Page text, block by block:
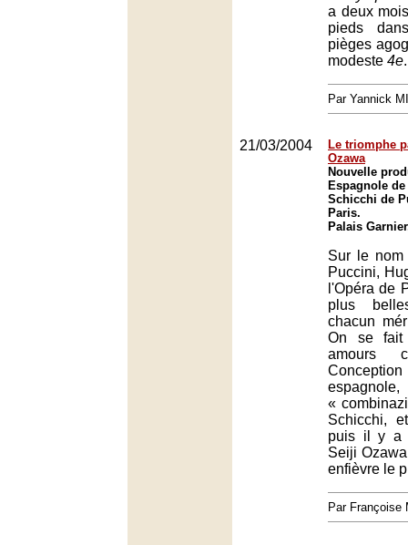
a deux
pieds
pièges
modeste 4e.
Par Yannick
21/03/2004
Le triomphe
Ozawa
Nouvelle
Espagnole
Schicchi de
Paris.
Palais
Sur le
Puccini,
l'Opéra de
plus
chacun
On se fait
amours
«
Schicchi,
puis il y a
Seiji
enfièvre le
Par Françoise